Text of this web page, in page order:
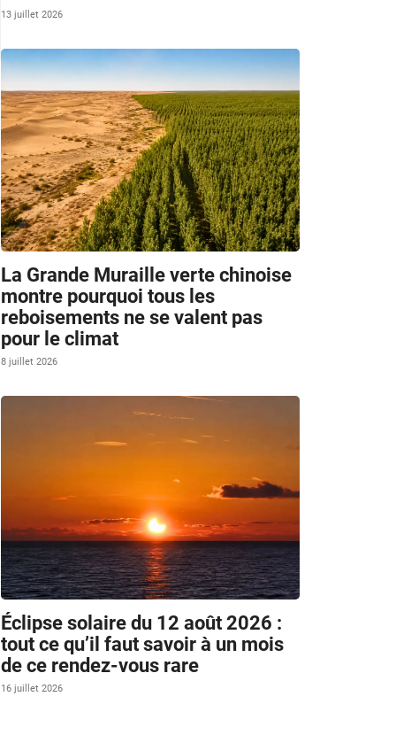
13 juillet 2026
La Grande Muraille verte chinoise
montre pourquoi tous les
reboisements ne se valent pas
pour le climat
8 juillet 2026
Éclipse solaire du 12 août 2026 :
tout ce qu’il faut savoir à un mois
de ce rendez-vous rare
16 juillet 2026